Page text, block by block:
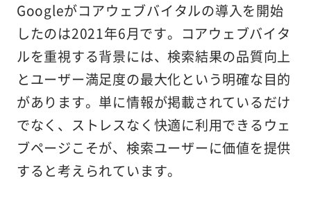
Googleがコアウェブバイタルの導入を開始
したのは2021年6月です。コアウェブバイタ
ルを重視する背景には、検索結果の品質向上
とユーザー満足度の最大化という明確な目的
があります。単に情報が掲載されているだけ
でなく、ストレスなく快適に利用できるウェ
ブページこそが、検索ユーザーに価値を提供
すると考えられています。